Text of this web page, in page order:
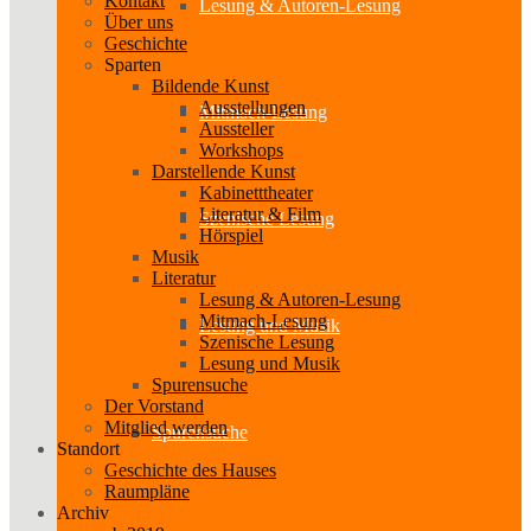
Lesung & Autoren-Lesung
Mitmach-Lesung
Szenische Lesung
Lesung und Musik
Spurensuche
Über uns
Geschichte
Sparten
Bildende Kunst
Ausstellungen
Aussteller
Workshops
Darstellende Kunst
Kabinetttheater
Literatur & Film
Hörspiel
Musik
Literatur
Lesung & Autoren-Lesung
Mitmach-Lesung
Szenische Lesung
Lesung und Musik
Spurensuche
Der Vorstand
Mitglied werden
Standort
Geschichte des Hauses
Raumpläne
Archiv